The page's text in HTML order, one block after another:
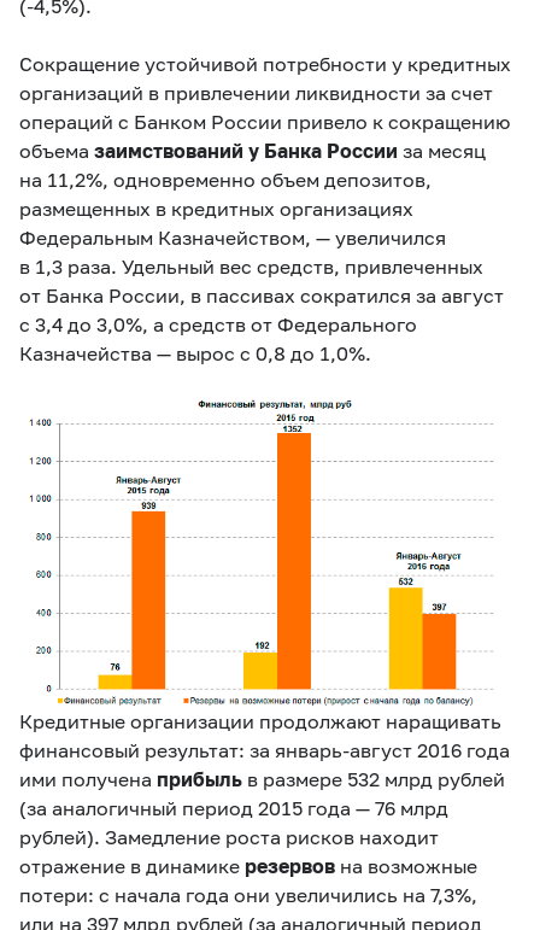
(‑4,5%).
Сокращение устойчивой потребности у кредитных
организаций в привлечении ликвидности за счет
операций с Банком России привело к сокращению
объема заимствований у Банка России за месяц
на 11,2%, одновременно объем депозитов,
размещенных в кредитных организациях
Федеральным Казначейством, — увеличился
в 1,3 раза. Удельный вес средств, привлеченных
от Банка России, в пассивах сократился за август
с 3,4 до 3,0%, а средств от Федерального
Казначейства — вырос с 0,8 до 1,0%.
Кредитные организации продолжают наращивать
финансовый результат: за январь-август 2016 года
ими получена прибыль в размере 532 млрд рублей
(за аналогичный период 2015 года — 76 млрд
рублей). Замедление роста рисков находит
отражение в динамике резервов на возможные
потери: с начала года они увеличились на 7,3%,
или на 397 млрд рублей (за аналогичный период